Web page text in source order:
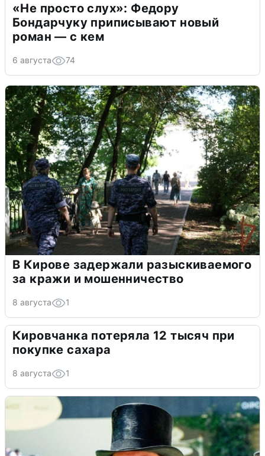
«Не просто слух»: Федору
Бондарчуку приписывают новый
роман — с кем
6 августа 74
В Кирове задержали разыскиваемого
за кражи и мошенничество
8 августа 1
Кировчанка потеряла 12 тысяч при
покупке сахара
8 августа 1